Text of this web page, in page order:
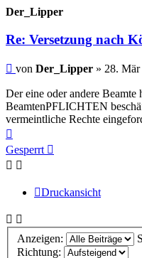
Der_Lipper
Re: Versetzung nach
Beitrag
von Der_Lipper » 28. Mär
Der eine oder andere
BeamtenPFLICHTEN
vermeintliche Rechte
oben
Gesperrt
Druckansicht
Anzeigen:
Richtung: